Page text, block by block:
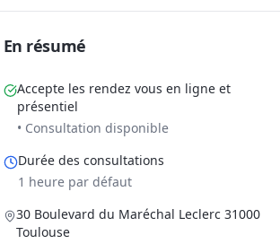
En résumé
Accepte les rendez vous en ligne et
présentiel
• Consultation disponible
Durée des consultations
1 heure par défaut
30 Boulevard du Maréchal Leclerc 31000
Toulouse